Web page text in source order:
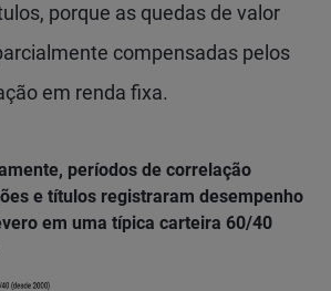
porque as quedas de valor
compensadas pelos
em renda fixa.
períodos de correlação
e títulos registraram desempenho
em uma típica carteira 60/40